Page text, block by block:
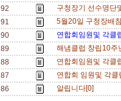
92
구청장기 선수명
91
5월20일 구청장배
90
연합회임원및 각
89
해냄클럽 창립10
88
연합회임원및 각
87
연합회 임원및 각
86
알립니다[0]